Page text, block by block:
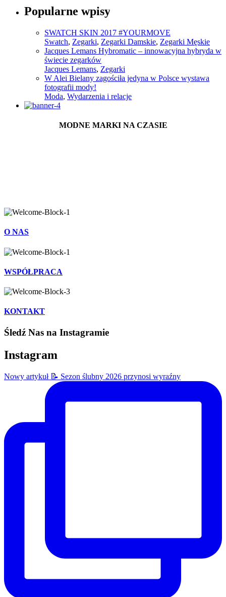
Sprawdź
Popularne wpisy
SWATCH SKIN 2017 #YOURMOVE
Swatch, Zegarki, Zegarki Damskie, Zegarki Męskie
Jacques Lemans Hybromatic – innowacyjna hybryda w
świecie zegarków
Jacques Lemans, Zegarki
W Alei Bielany zagościła jedyna w Polsce wystawa
fotografii mody!
Moda, Wydarzenia i relacje
MODNE MARKI NA CZASIE
O NAS
WSPÓŁPRACA
KONTAKT
Śledź Nas na Instagramie
Instagram
Nowy artykuł 📝 Sezon ślubny 2026 przynosi wyraźny